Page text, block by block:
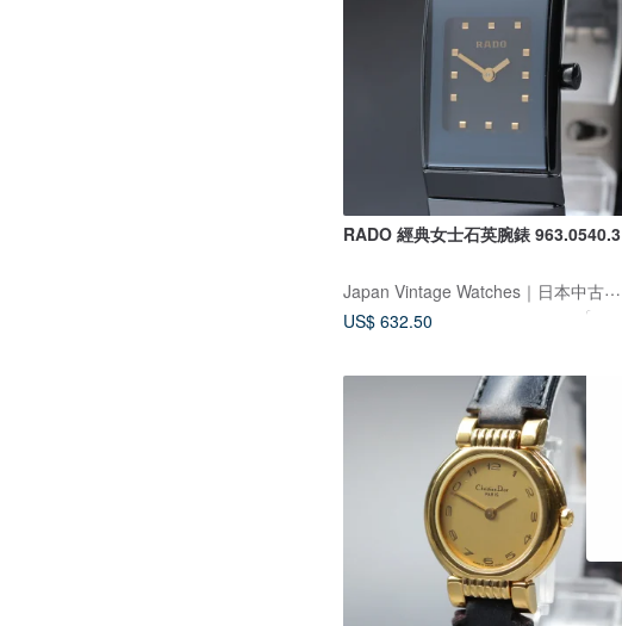
RADO 經典女士石英腕錶 963.0540.3
Japan Vintage Watches｜日本中古名錶專賣店
US$ 632.50